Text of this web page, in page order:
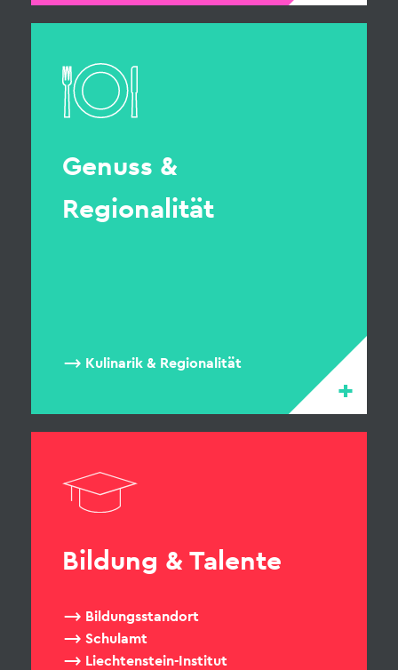
Genuss &
Regionalität
Kulinarik & Regionalität
+
Bildung & Talente
Bildungsstandort
Schulamt
Liechtenstein-Institut